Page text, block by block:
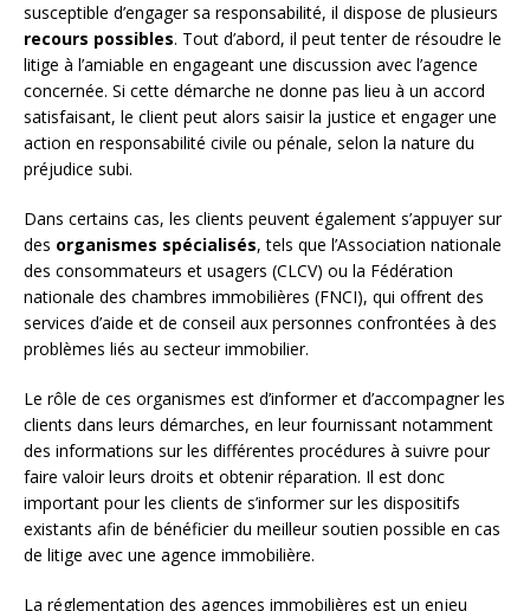
susceptible d’engager sa responsabilité, il dispose de plusieurs
recours possibles. Tout d’abord, il peut tenter de résoudre le
litige à l’amiable en engageant une discussion avec l’agence
concernée. Si cette démarche ne donne pas lieu à un accord
satisfaisant, le client peut alors saisir la justice et engager une
action en responsabilité civile ou pénale, selon la nature du
préjudice subi.
Dans certains cas, les clients peuvent également s’appuyer sur
des organismes spécialisés, tels que l’Association nationale
des consommateurs et usagers (CLCV) ou la Fédération
nationale des chambres immobilières (FNCI), qui offrent des
services d’aide et de conseil aux personnes confrontées à des
problèmes liés au secteur immobilier.
Le rôle de ces organismes est d’informer et d’accompagner les
clients dans leurs démarches, en leur fournissant notamment
des informations sur les différentes procédures à suivre pour
faire valoir leurs droits et obtenir réparation. Il est donc
important pour les clients de s’informer sur les dispositifs
existants afin de bénéficier du meilleur soutien possible en cas
de litige avec une agence immobilière.
La réglementation des agences immobilières est un enjeu